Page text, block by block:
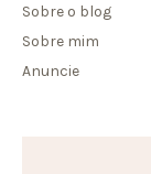
Sobre o blog
Sobre mim
Anuncie